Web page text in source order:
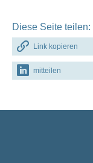
Diese Seite teilen:
Link kopieren
mitteilen